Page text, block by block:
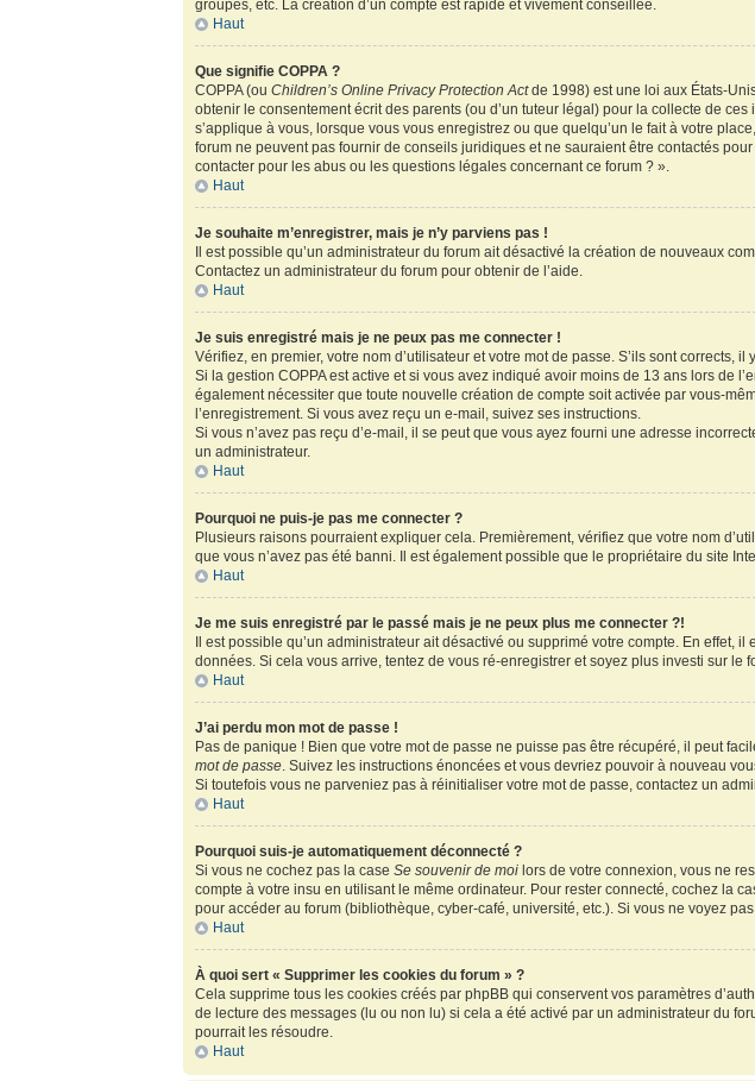
groupes, etc. La création d’un compte est rapide et vivement conseillée.
Haut
Que signifie COPPA ?
COPPA (ouChildren’s Online Privacy Protection Actde 1998) est une loi aux États-
obtenir le consentement écrit des parents (ou d’un tuteur légal) pour la collecte de
s’applique à vous, lorsque vous vous enregistrez ou que quelqu’un le fait à votre
forum ne peuvent pas fournir de conseils juridiques et ne sauraient être contactés
contacter pour les abus ou les questions légales concernant ce forum ? ».
Haut
Je souhaite m’enregistrer, mais je n’y parviens pas !
Il est possible qu’un administrateur du forum ait désactivé la création de nouveaux
Contactez un administrateur du forum pour obtenir de l’aide.
Haut
Je suis enregistré mais je ne peux pas me connecter !
Vérifiez, en premier, votre nom d’utilisateur et votre mot de passe. S’ils sont corrects, il
Si la gestion COPPA est active et si vous avez indiqué avoir moins de 13 ans lors de
également nécessiter que toute nouvelle création de compte soit activée par vous-
l’enregistrement. Si vous avez reçu un e-mail, suivez ses instructions.
Si vous n’avez pas reçu d’e-mail, il se peut que vous ayez fourni une adresse
un administrateur.
Haut
Pourquoi ne puis-je pas me connecter ?
Plusieurs raisons pourraient expliquer cela. Premièrement, vérifiez que votre nom
que vous n’avez pas été banni. Il est également possible que le propriétaire du site
Haut
Je me suis enregistré par le passé mais je ne peux plus me connecter ?!
Il est possible qu’un administrateur ait désactivé ou supprimé votre compte. En
données. Si cela vous arrive, tentez de vous ré-enregistrer et soyez plus investi sur le
Haut
J’ai perdu mon mot de passe !
Pas de panique ! Bien que votre mot de passe ne puisse pas être récupéré, il peut
mot de passe. Suivez les instructions énoncées et vous devriez pouvoir à nouveau
Si toutefois vous ne parveniez pas à réinitialiser votre mot de passe, contactez un
Haut
Pourquoi suis-je automatiquement déconnecté ?
Si vous ne cochez pas la caseSe souvenir de moi lors de votre connexion, vous ne
compte à votre insu en utilisant le même ordinateur. Pour rester connecté, cochez la
pour accéder au forum (bibliothèque, cyber-café, université, etc.). Si vous ne voyez
Haut
À quoi sert « Supprimer les cookies du forum » ?
Cela supprime tous les cookies créés par phpBB qui conservent vos paramètres
de lecture des messages (lu ou non lu) si cela a été activé par un administrateur du
pourrait les résoudre.
Haut